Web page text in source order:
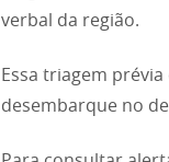
verbal da região.
Essa triagem
desembarque no